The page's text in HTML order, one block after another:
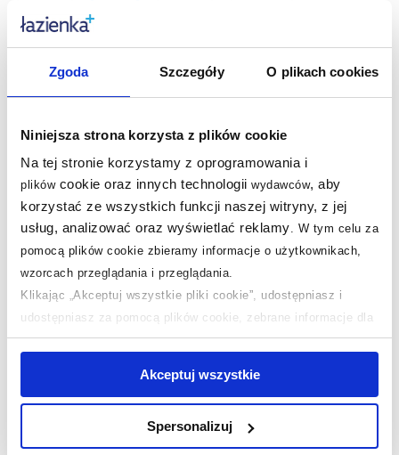
Zgoda Szczegóły O plikach cookies
Niniejsza strona korzysta z plików cookie
Na tej stronie korzystamy z oprogramowania i
plikówcookie oraz innych technologii wydawców, aby
korzystać ze wszystkich funkcji naszej witryny, z jej
usług, analizować oraz wyświetlać reklamy. W tym celu za
pomocą plików cookie zbieramy informacje o użytkownikach,
wzorcach przeglądania i przeglądania.
Klikając „Akceptuj wszystkie pliki cookie”, udostępniasz i
udostępniasz za pomocą plików cookie, zebrane informacje dla
użytkowników zewnętrznych, a także nasi partnerzy reklamowi.
jednak, że zablokowane niektóre pliki cookie mogą mieć wpływ
na sposób dostarczania treści niedostosowanych do potrzeb
Akceptuj wszystkie
Spersonalizuj
Opis produktu
Dane techniczne
Warto dokupić:
Produkty z serii:
Pytania i odpowiedzi
Sklep z wyposażeniem łazieneknr 1 w Polsce!